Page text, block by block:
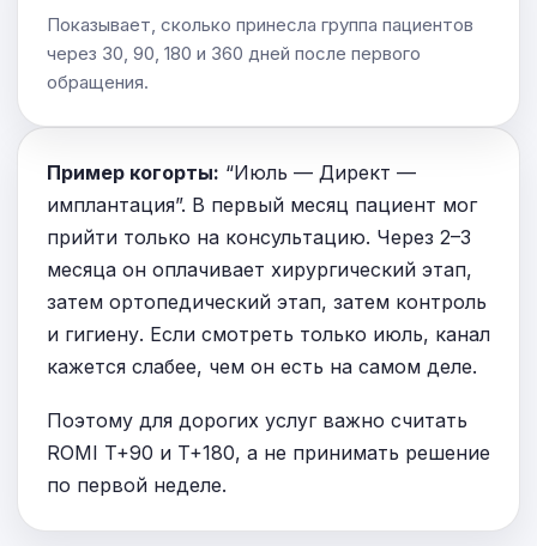
Показывает, сколько принесла группа пациентов
через 30, 90, 180 и 360 дней после первого
обращения.
Пример когорты: “Июль — Директ —
имплантация”. В первый месяц пациент мог
прийти только на консультацию. Через 2–3
месяца он оплачивает хирургический этап,
затем ортопедический этап, затем контроль
и гигиену. Если смотреть только июль, канал
кажется слабее, чем он есть на самом деле.
Поэтому для дорогих услуг важно считать
ROMI T+90 и T+180, а не принимать решение
по первой неделе.